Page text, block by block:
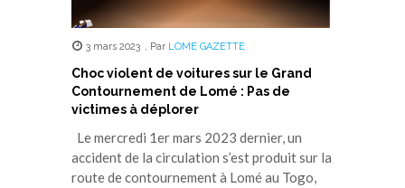
3 mars 2023 , Par LOME GAZETTE
Choc violent de voitures sur le Grand
Contournement de Lomé : Pas de
victimes à déplorer
Le mercredi 1er mars 2023 dernier, un
accident de la circulation s’est produit sur la
route de contournement à Lomé au Togo,